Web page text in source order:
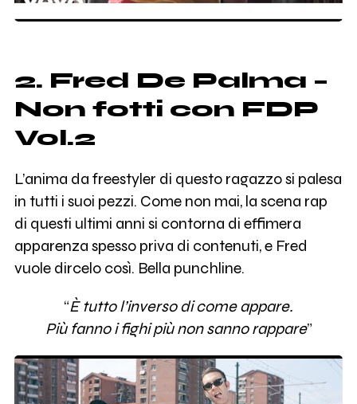
2. Fred De Palma –
Non fotti con FDP
Vol.2
L’anima da freestyler di questo ragazzo si palesa
in tutti i suoi pezzi. Come non mai, la scena rap
di questi ultimi anni si contorna di effimera
apparenza spesso priva di contenuti, e Fred
vuole dircelo così. Bella punchline.
“È tutto l’inverso di come appare.
Più fanno i fighi più non sanno rappare”